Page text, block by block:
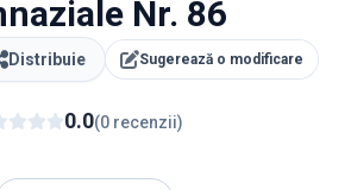
Nr. 86
Distribuie Sugerează o modificare
0.0(0 recenzii)